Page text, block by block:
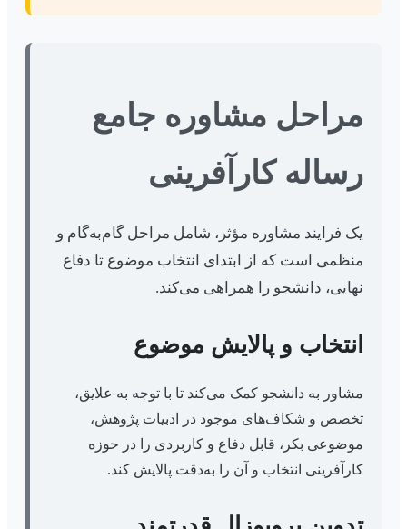
مراحل مشاوره جامع
رساله کارآفرینی
یک فرایند مشاوره مؤثر، شامل مراحل گام‌به‌گام و
منظمی است که از ابتدای انتخاب موضوع تا دفاع
نهایی، دانشجو را همراهی می‌کند.
انتخاب و پالایش موضوع
مشاور به دانشجو کمک می‌کند تا با توجه به علایق،
تخصص و شکاف‌های موجود در ادبیات پژوهش،
موضوعی بکر، قابل دفاع و کاربردی را در حوزه
کارآفرینی انتخاب و آن را به‌دقت پالایش کند.